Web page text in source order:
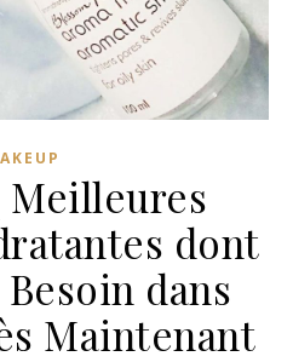
Meilleures
dont
dans
Maintenant